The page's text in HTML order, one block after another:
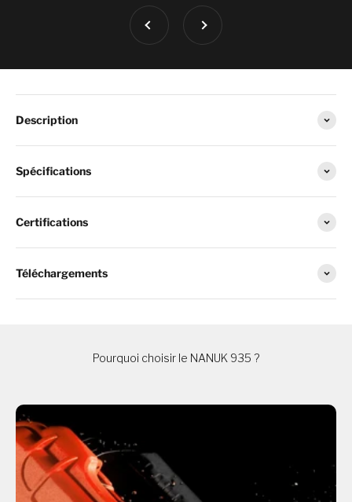
PrécédentSuivant
Description
Spécifications
Certifications
Téléchargements
Pourquoi choisir le NANUK 935 ?